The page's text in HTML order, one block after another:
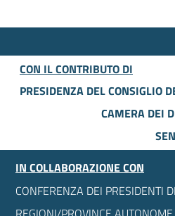
CON IL CONTRIBUTO DI
PRESIDENZA DEL CONSIGLIO
CAMERA DEI
IN COLLABORAZIONE CON
CONFERENZA DEI PRESIDENTI